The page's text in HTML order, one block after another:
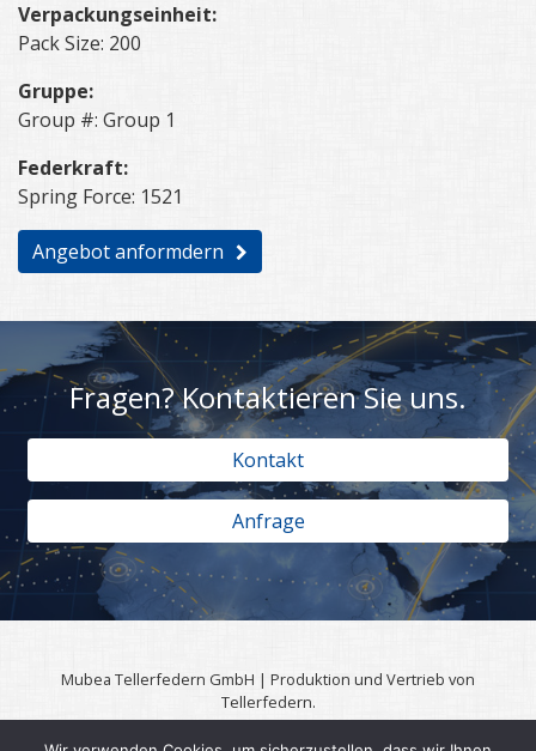
Verpackungseinheit:
Pack Size: 200
Gruppe:
Group #: Group 1
Federkraft:
Spring Force: 1521
Angebot anformdern
Fragen? Kontaktieren Sie uns.
Kontakt
Anfrage
Mubea Tellerfedern GmbH | Produktion und Vertrieb von
Tellerfedern.